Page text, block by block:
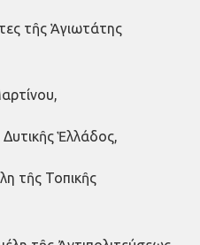
τῆς Ἁγιωτάτης
Δυτικῆς Ἑλλάδος,
τῆς Τοπικῆς